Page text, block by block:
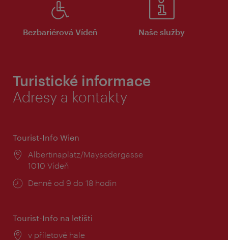
Bezbariérová Vídeň Naše služby
Turistické informace
Adresy a kontakty
Tourist-Info Wien
Místo:
Albertinaplatz/Maysedergasse
1010 Vídeň
Provozní
Denně od 9 do 18 hodin
Tourist-Info na letišti
Místo:
v příletové hale